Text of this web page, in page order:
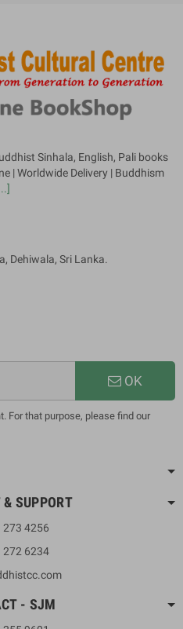
Sinhala, English, Pali books
| Worldwide Delivery | Buddhism
Dehiwala, Sri Lanka.
OK
For that purpose, please find our
SUPPORT
273 4256
272 6234
- SJM